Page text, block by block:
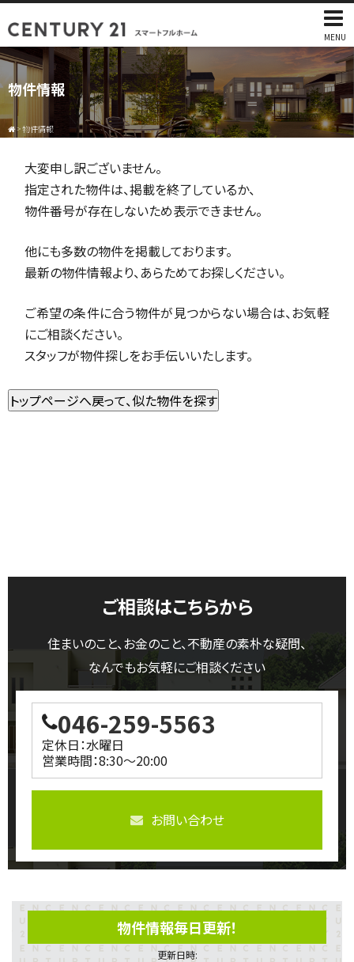
MENU
物件情報
>物件情報
大変申し訳ございません。
指定された物件は、掲載を終了しているか、
物件番号が存在しないため表示できません。
他にも多数の物件を掲載しております。
最新の物件情報より、あらためてお探しください。
ご希望の条件に合う物件が見つからない場合は、お気軽
にご相談ください。
スタッフが物件探しをお手伝いいたします。
ご相談はこちらから
住まいのこと、お金のこと、不動産の素朴な疑問、
なんでもお気軽にご相談ください
046-259-5563
定休日：水曜日
営業時間：8:30～20:00
お問い合わせ
物件情報毎日更新！
更新日時: